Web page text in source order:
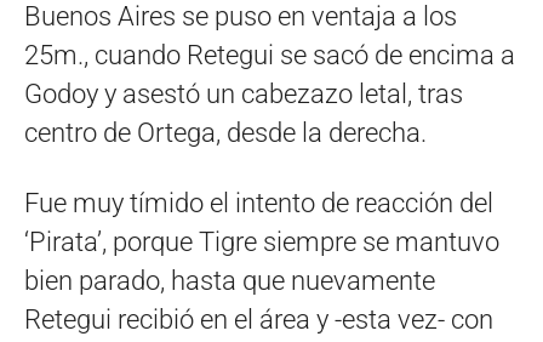
Buenos Aires se puso en ventaja a los
25m., cuando Retegui se sacó de encima a
Godoy y asestó un cabezazo letal, tras
centro de Ortega, desde la derecha.
Fue muy tímido el intento de reacción del
‘Pirata’, porque Tigre siempre se mantuvo
bien parado, hasta que nuevamente
Retegui recibió en el área y -esta vez- con